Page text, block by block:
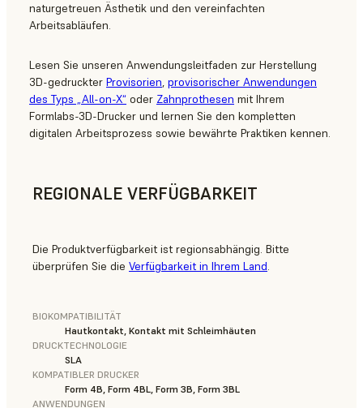
naturgetreuen Ästhetik und den vereinfachten
Arbeitsabläufen.
Lesen Sie unseren Anwendungsleitfaden zur Herstellung
3D-gedruckter Provisorien, provisorischer Anwendungen
des Typs „All-on-X“ oder Zahnprothesen mit Ihrem
Formlabs-3D-Drucker und lernen Sie den kompletten
digitalen Arbeitsprozess sowie bewährte Praktiken kennen.
REGIONALE VERFÜGBARKEIT
Die Produktverfügbarkeit ist regionsabhängig. Bitte
überprüfen Sie die Verfügbarkeit in Ihrem Land.
BIOKOMPATIBILITÄT
Hautkontakt, Kontakt mit Schleimhäuten
DRUCKTECHNOLOGIE
SLA
KOMPATIBLER DRUCKER
Form 4B, Form 4BL, Form 3B, Form 3BL
ANWENDUNGEN